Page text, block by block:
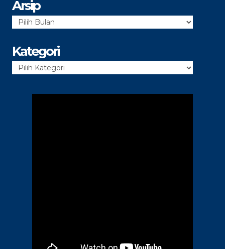
Arsip
Arsip
Kategori
Kategori